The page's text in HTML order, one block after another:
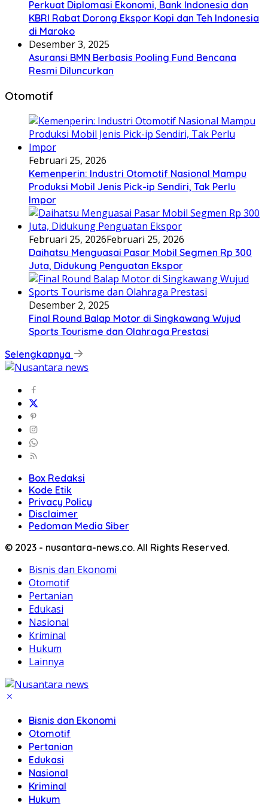
Perkuat Diplomasi Ekonomi, Bank Indonesia dan
KBRI Rabat Dorong Ekspor Kopi dan Teh Indonesia
di Maroko
Desember 3, 2025
Asuransi BMN Berbasis Pooling Fund Bencana
Resmi Diluncurkan
Otomotif
Februari 25, 2026
Kemenperin: Industri Otomotif Nasional Mampu
Produksi Mobil Jenis Pick-ip Sendiri, Tak Perlu
Impor
Februari 25, 2026Februari 25, 2026
Daihatsu Menguasai Pasar Mobil Segmen Rp 300
Juta, Didukung Penguatan Ekspor
Desember 2, 2025
Final Round Balap Motor di Singkawang Wujud
Sports Tourisme dan Olahraga Prestasi
Selengkapnya
Box Redaksi
Kode Etik
Privacy Policy
Disclaimer
Pedoman Media Siber
© 2023 - nusantara-news.co. All Rights Reserved.
Bisnis dan Ekonomi
Otomotif
Pertanian
Edukasi
Nasional
Kriminal
Hukum
Lainnya
Bisnis dan Ekonomi
Otomotif
Pertanian
Edukasi
Nasional
Kriminal
Hukum